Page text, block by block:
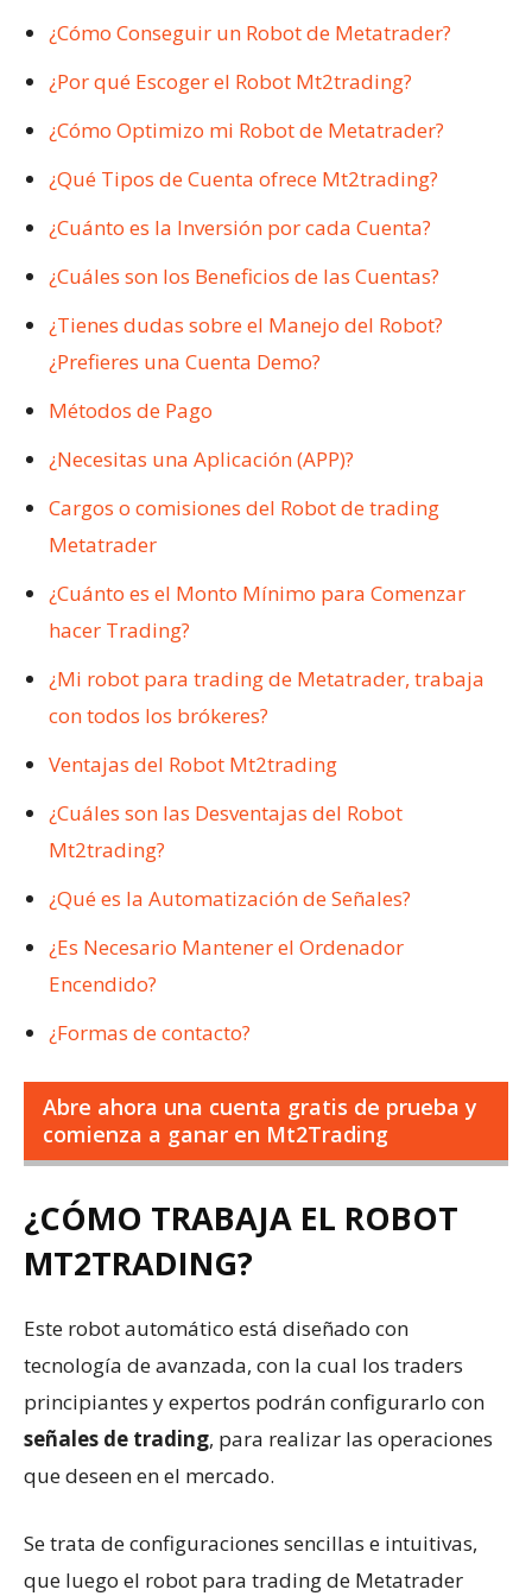
¿Cómo Conseguir un Robot de Metatrader?
¿Por qué Escoger el Robot Mt2trading?
¿Cómo Optimizo mi Robot de Metatrader?
¿Qué Tipos de Cuenta ofrece Mt2trading?
¿Cuánto es la Inversión por cada Cuenta?
¿Cuáles son los Beneficios de las Cuentas?
¿Tienes dudas sobre el Manejo del Robot?
¿Prefieres una Cuenta Demo?
Métodos de Pago
¿Necesitas una Aplicación (APP)?
Cargos o comisiones del Robot de trading
Metatrader
¿Cuánto es el Monto Mínimo para Comenzar
hacer Trading?
¿Mi robot para trading de Metatrader, trabaja
con todos los brókeres?
Ventajas del Robot Mt2trading
¿Cuáles son las Desventajas del Robot
Mt2trading?
¿Qué es la Automatización de Señales?
¿Es Necesario Mantener el Ordenador
Encendido?
¿Formas de contacto?
Abre ahora una cuenta gratis de prueba y
comienza a ganar en Mt2Trading
¿CÓMO TRABAJA EL ROBOT
MT2TRADING?
Este robot automático está diseñado con
tecnología de avanzada, con la cual los traders
principiantes y expertos podrán configurarlo con
señales de trading, para realizar las operaciones
que deseen en el mercado.
Se trata de configuraciones sencillas e intuitivas,
que luego el robot para trading de Metatrader